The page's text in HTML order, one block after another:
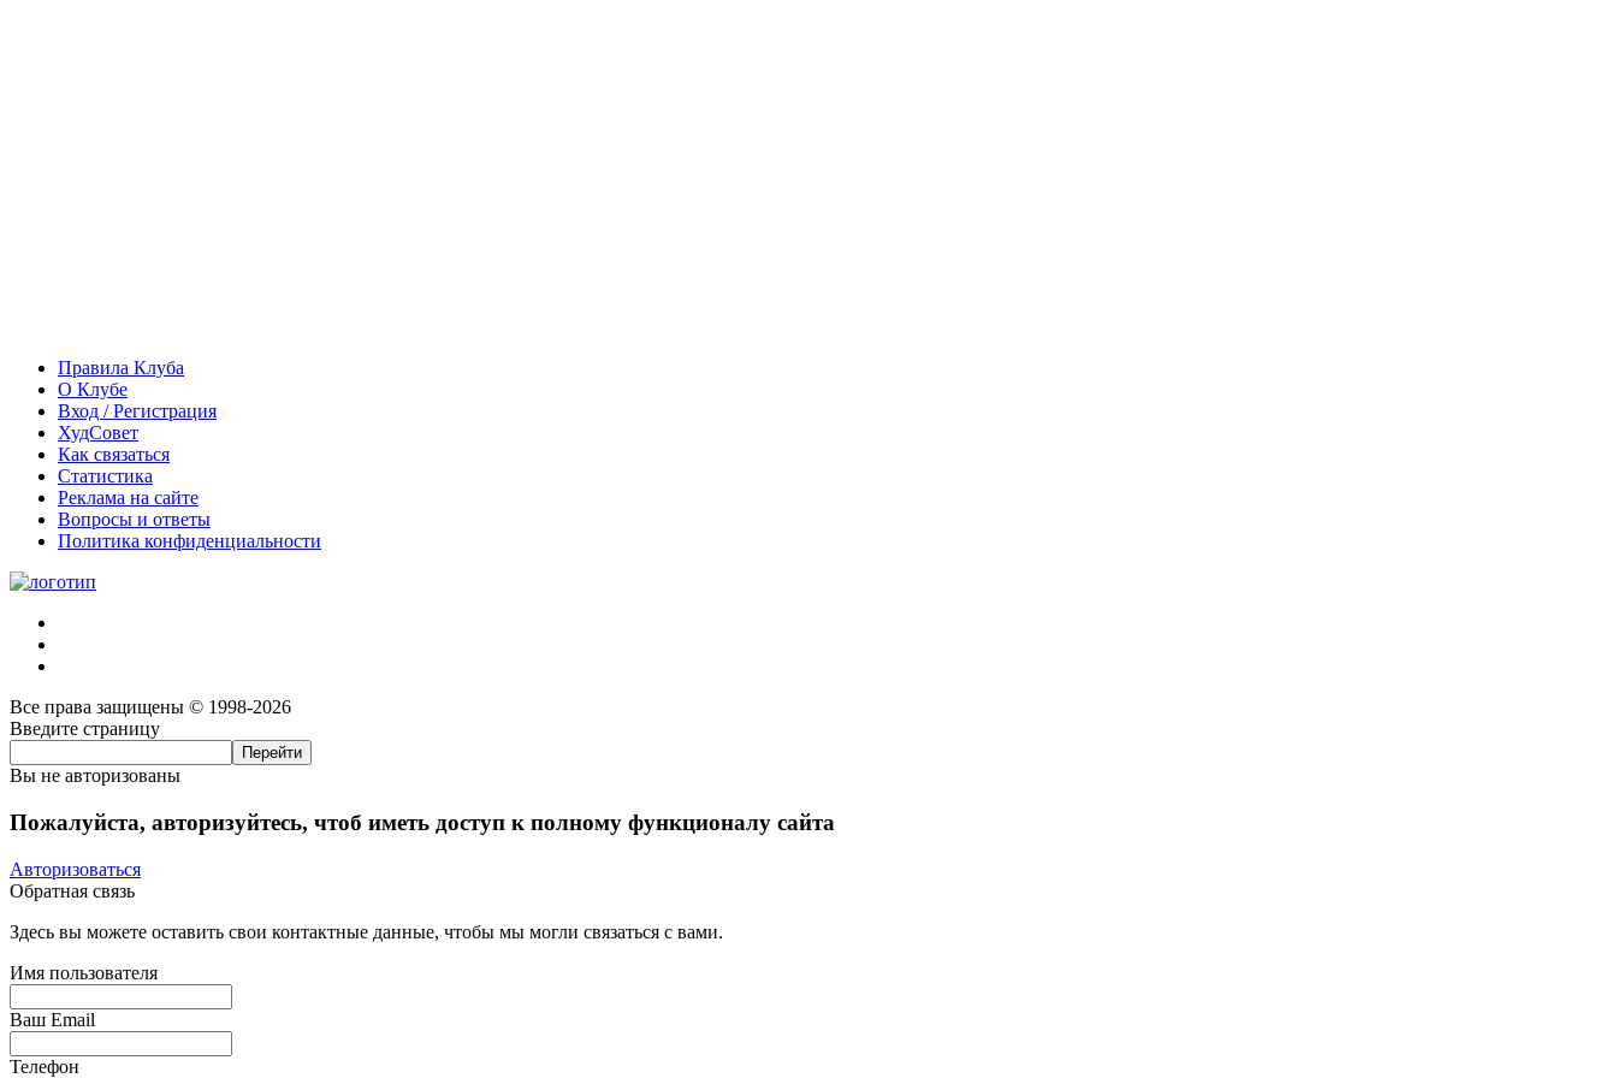
Правила Клуба
О Клубе
Вход / Регистрация
ХудСовет
Как связаться
Статистика
Реклама на сайте
Вопросы и ответы
Политика конфиденциальности
Все права защищены © 1998-2026
Введите страницу
Вы не авторизованы
Пожалуйста, авторизуйтесь, чтоб иметь доступ к полному функционалу сайта
Авторизоваться
Обратная связь
Здесь вы можете оставить свои контактные данные, чтобы мы могли связаться с вами.
Имя пользователя
Ваш Email
Телефон